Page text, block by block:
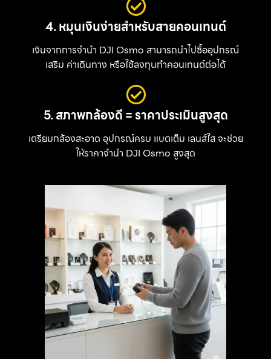
4. หมุนเงินง่ายสำหรับสายคอนเทนต์
เงินจากการจำนำ DJI Osmo สามารถนำไปซื้ออุปกรณ์
เสริม ค่าเดินทาง หรือใช้ลงทุนทำคอนเทนต์ต่อได้
5. สภาพกล้องดี = ราคาประเมินสูงสุด
เตรียมกล้องสะอาด อุปกรณ์ครบ แบตเต็ม เลนส์ใส จะช่วย
ให้ราคาจำนำ DJI Osmo สูงสุด